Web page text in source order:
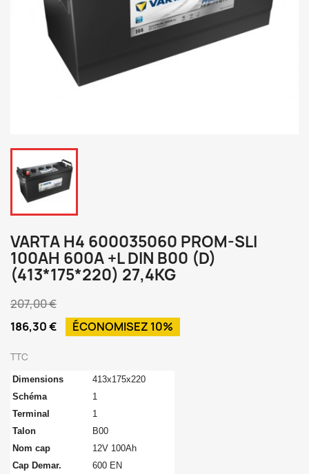
VARTA H4 600035060 PROM-SLI
100AH 600A +L DIN B00 (D)
(413*175*220) 27,4KG
207,00 €
186,30 €
ÉCONOMISEZ 10%
TTC
Dimensions
413x175x220
Schéma
1
Terminal
1
Talon
B00
Nom cap
12V 100Ah
Cap Demar.
600 EN